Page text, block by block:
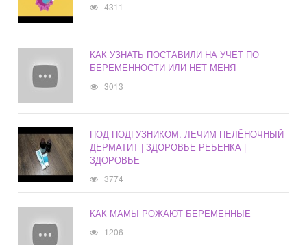
4311
КАК УЗНАТЬ ПОСТАВИЛИ НА УЧЕТ ПО
БЕРЕМЕННОСТИ ИЛИ НЕТ МЕНЯ
3013
ПОД ПОДГУЗНИКОМ. ЛЕЧИМ ПЕЛЁНОЧНЫЙ
ДЕРМАТИТ | ЗДОРОВЬЕ РЕБЕНКА |
ЗДОРОВЬЕ
3774
КАК МАМЫ РОЖАЮТ БЕРЕМЕННЫЕ
1206